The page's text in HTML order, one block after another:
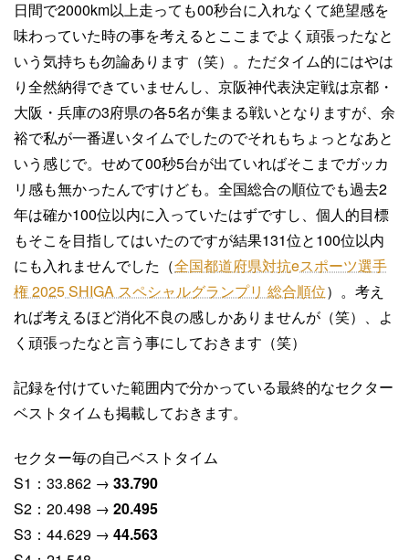
日間で2000km以上走っても00秒台に入れなくて絶望感を
味わっていた時の事を考えるとここまでよく頑張ったなと
いう気持ちも勿論あります（笑）。ただタイム的にはやは
り全然納得できていませんし、京阪神代表決定戦は京都・
大阪・兵庫の3府県の各5名が集まる戦いとなりますが、余
裕で私が一番遅いタイムでしたのでそれもちょっとなあと
いう感じで。せめて00秒5台が出ていればそこまでガッカ
リ感も無かったんですけども。全国総合の順位でも過去2
年は確か100位以内に入っていたはずですし、個人的目標
もそこを目指してはいたのですが結果131位と100位以内
にも入れませんでした（全国都道府県対抗eスポーツ選手
権 2025 SHIGA スペシャルグランプリ 総合順位）。考え
れば考えるほど消化不良の感しかありませんが（笑）、よ
く頑張ったなと言う事にしておきます（笑）
記録を付けていた範囲内で分かっている最終的なセクター
ベストタイムも掲載しておきます。
セクター毎の自己ベストタイム
S1：33.862 → 33.790
S2：20.498 → 20.495
S3：44.629 → 44.563